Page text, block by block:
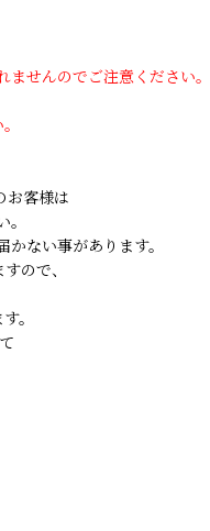
せんのでご注意ください。
客様は
ない事があります。
ので、
。